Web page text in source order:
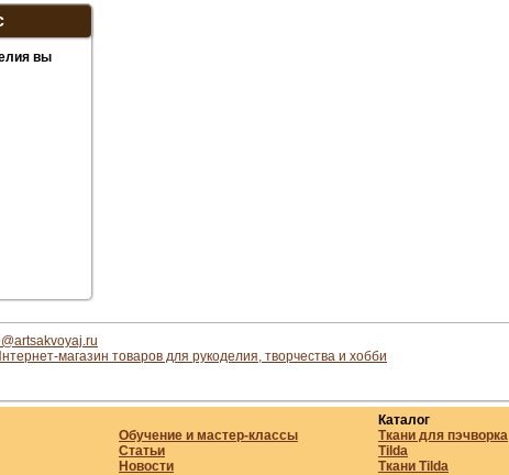
вы
магазин товаров для рукоделия, творчества и хобби
Обучение и мастер-классы
Статьи
Новости
Каталог
Ткани для пэчворка
Tilda
Ткани Tilda